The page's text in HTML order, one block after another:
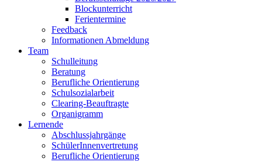
Blockunterricht
Ferientermine
Feedback
Informationen Abmeldung
Team
Schulleitung
Beratung
Berufliche Orientierung
Schulsozialarbeit
Clearing-Beauftragte
Organigramm
Lernende
Abschlussjahrgänge
SchülerInnenvertretung
Berufliche Orientierung